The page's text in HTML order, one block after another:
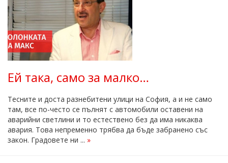
Ей така, само за малко…
Тесните и доста разнебитени улици на София, а и не само
там, все по-често се пълнят с автомобили оставени на
аварийни светлини и то естествено без да има никаква
авария. Това непременно трябва да бъде забранено със
закон. Градовете ни ... »